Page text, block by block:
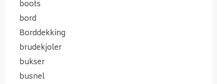
boots
bord
Borddekking
brudekjoler
bukser
busnel